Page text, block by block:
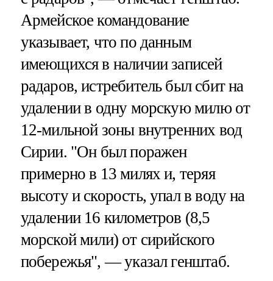
Армейское командование
указывает, что по данным
имеющихся в наличии записей
радаров, истребитель был сбит на
удалении в одну морскую милю от
12-мильной зоны внутренних вод
Сирии. "Он был поражен
примерно в 13 милях и, теряя
высоту и скорость, упал в воду на
удалении 16 километров (8,5
морской мили) от сирийского
побережья", — указал генштаб.